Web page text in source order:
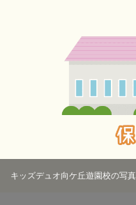
キッズデュオ向ケ丘遊園校の写真